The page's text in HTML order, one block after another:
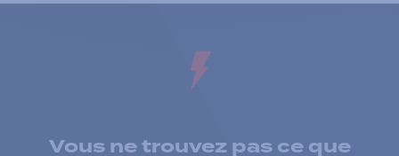
Vous ne trouvez pas ce que